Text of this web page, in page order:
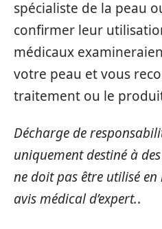
spécialiste de la peau
confirmer leur
médicaux
votre peau et vous
traitement ou le
Décharge de
uniquement destiné à
ne doit pas être utilisé en
avis médical d’expert..